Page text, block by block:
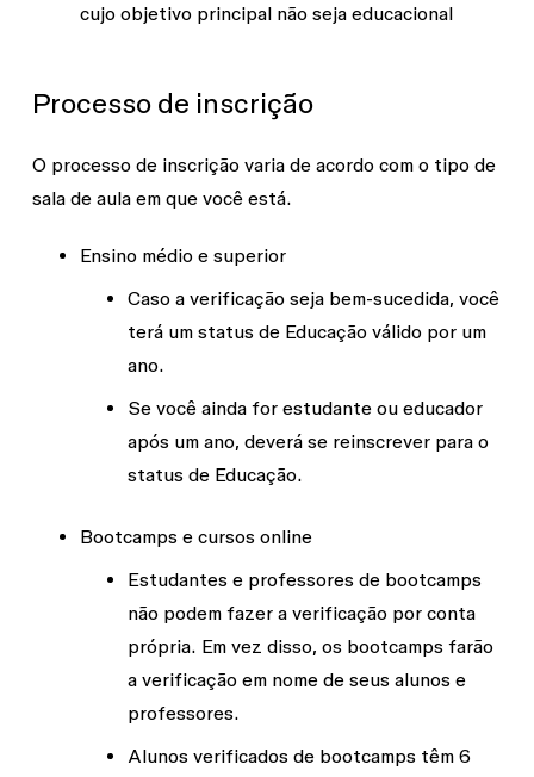
cujo objetivo principal não seja educacional
Processo de inscrição
O processo de inscrição varia de acordo com o tipo de
sala de aula em que você está.
Ensino médio e superior
Caso a verificação seja bem-sucedida, você
terá um status de Educação válido por um
ano.
Se você ainda for estudante ou educador
após um ano, deverá se reinscrever para o
status de Educação.
Bootcamps e cursos online
Estudantes e professores de bootcamps
não podem fazer a verificação por conta
própria. Em vez disso, os bootcamps farão
a verificação em nome de seus alunos e
professores.
Alunos verificados de bootcamps têm 6